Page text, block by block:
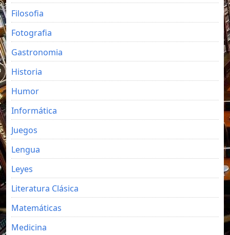
Filosofia
Fotografia
Gastronomia
Historia
Humor
Informática
Juegos
Lengua
Leyes
Literatura Clásica
Matemáticas
Medicina